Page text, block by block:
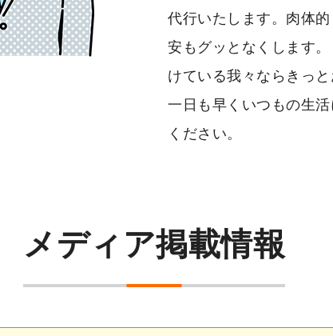
代行いたします。肉体
安もグッとなくします
けている我々ならきっ
一日も早くいつもの生
ください。
メディア掲載情報